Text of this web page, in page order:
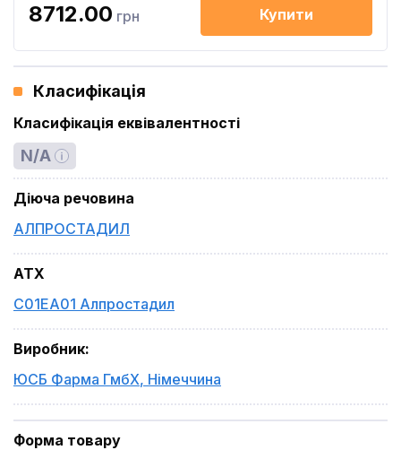
8712.00 грн Купити
Класифікація
Класифікація еквівалентності
N/A
Діюча речовина
АЛПРОСТАДИЛ
ATX
C01EA01 Алпростадил
Виробник:
ЮСБ Фарма ГмбХ, Німеччина
Форма товару